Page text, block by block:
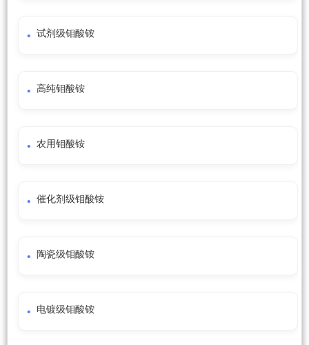
试剂级钼酸铵
高纯钼酸铵
农用钼酸铵
催化剂级钼酸铵
陶瓷级钼酸铵
电镀级钼酸铵